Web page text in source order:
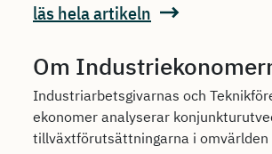
läs hela artikeln
Om
Industriarbetsgivarnas och
ekonomer analyserar
tillväxtförutsättningarna i omvärlden